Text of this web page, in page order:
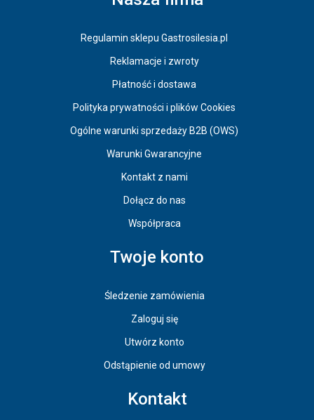
Regulamin sklepu Gastrosilesia.pl
Reklamacje i zwroty
Płatność i dostawa
Polityka prywatności i plików Cookies
Ogólne warunki sprzedaży B2B (OWS)
Warunki Gwarancyjne
Kontakt z nami
Dołącz do nas
Współpraca
Twoje konto
Śledzenie zamówienia
Zaloguj się
Utwórz konto
Odstąpienie od umowy
Kontakt